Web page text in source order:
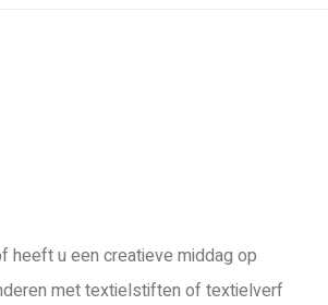
heeft u een creatieve middag op
met textielstiften of textielverf